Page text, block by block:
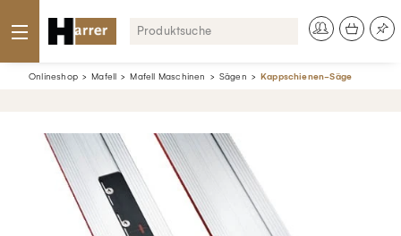
Onlineshop Mafell Mafell Maschinen Sägen Kappschienen-Säge